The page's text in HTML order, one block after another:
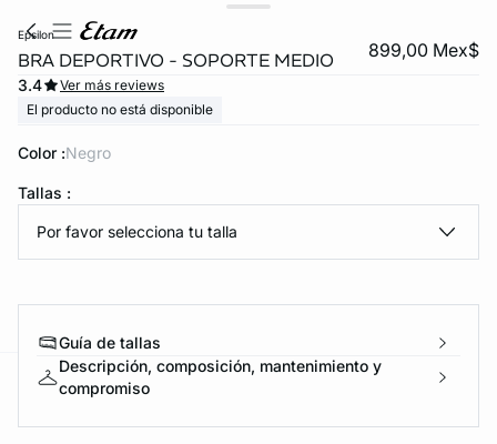
DE PANTIES
epsilon
BRA DEPORTIVO - SOPORTE MEDIO 899,00 Mex$
3.4
Ver más reviews
El producto no está disponible
Color : negro
Tallas :
Por favor selecciona tu talla
Guía de tallas
Descripción, composición, mantenimiento y
compromiso